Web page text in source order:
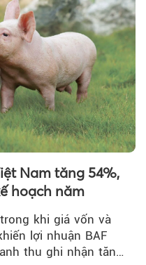
Nam tăng 54%,
hoạch năm
khi giá vốn và
lợi nhuận BAF
thu ghi nhận tăng